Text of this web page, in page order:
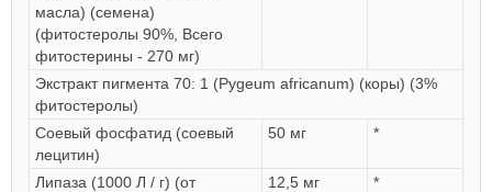
масла) (семена)
(фитостеролы 90%, Всего
фитостерины - 270 мг)
Экстракт пигмента 70: 1 (Pygeum africanum) (коры) (3%
фитостеролы)
Соевый фосфатид (соевый
лецитин)
50 мг *
Липаза (1000 Л / г) (от
12,5 мг *